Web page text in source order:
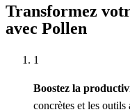
Transformez
avec Pollen
1
Boostez la
concrètes et les